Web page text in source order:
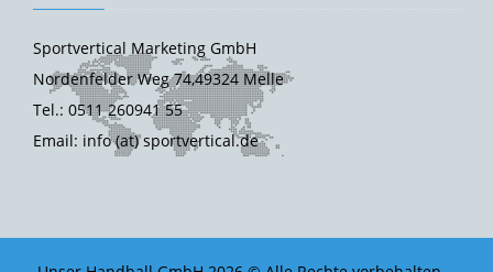
Sportvertical Marketing GmbH
Nordenfelder Weg 74,49324 Melle
Tel.: 0511 260941 55
Email: info (at) sportvertical.de